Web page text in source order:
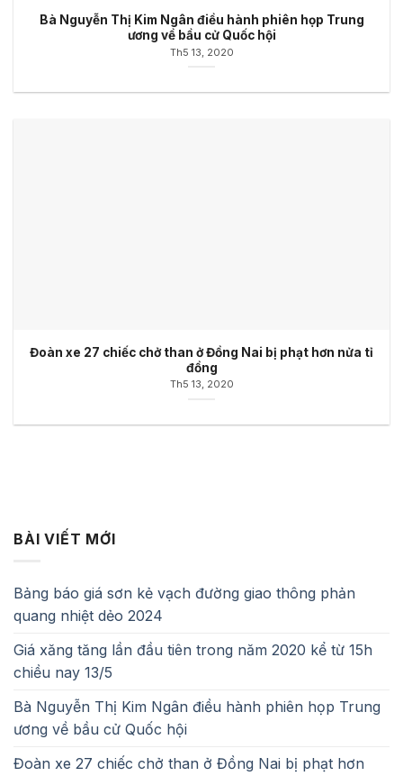
Bà Nguyễn Thị Kim Ngân điều hành phiên họp Trung
ương về bầu cử Quốc hội
Th5 13, 2020
Đoàn xe 27 chiếc chở than ở Đồng Nai bị phạt hơn nửa tỉ
đồng
Th5 13, 2020
BÀI VIẾT MỚI
Bảng báo giá sơn kẻ vạch đường giao thông phản
quang nhiệt dẻo 2024
Giá xăng tăng lần đầu tiên trong năm 2020 kể từ 15h
chiều nay 13/5
Bà Nguyễn Thị Kim Ngân điều hành phiên họp Trung
ương về bầu cử Quốc hội
Đoàn xe 27 chiếc chở than ở Đồng Nai bị phạt hơn